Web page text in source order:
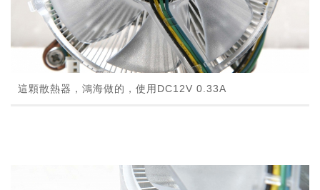
這顆散熱器，鴻海做的，使用DC12V 0.33A